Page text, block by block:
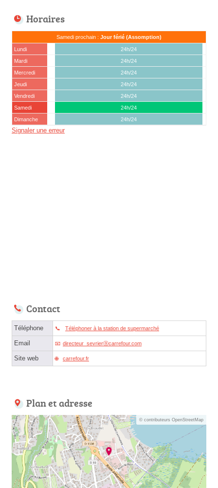
Horaires
Samedi prochain : Jour férié (Assomption)
Lundi
24h/24
Mardi
24h/24
Mercredi
24h/24
Jeudi
24h/24
Vendredi
24h/24
Samedi
24h/24
Dimanche
24h/24
Signaler une erreur
Contact
Téléphone Téléphoner à la station de supermarché
Email directeur_sevrierⓐcarrefour.com
Site web carrefour.fr
Plan et adresse
© contributeurs OpenStreetMap